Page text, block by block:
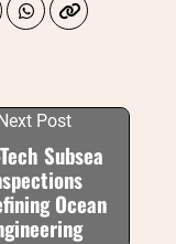
Post
Subsea
Ocean